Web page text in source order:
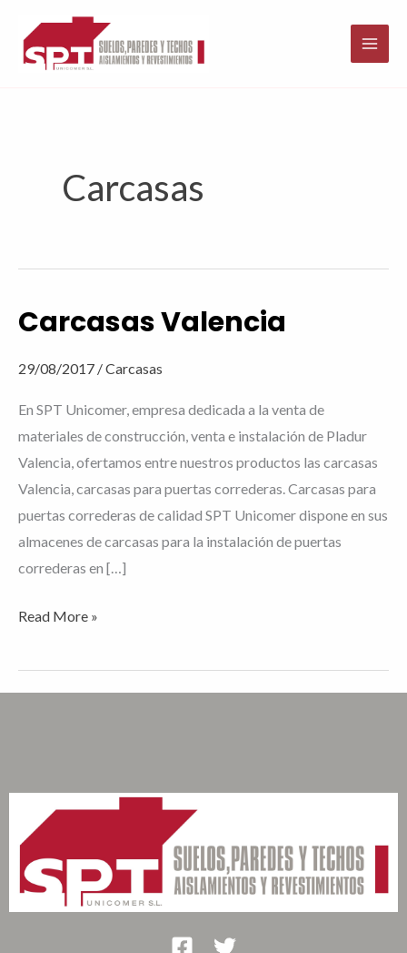
contenido
Carcasas
Carcasas Valencia
29/08/2017 /Carcasas
En SPT Unicomer, empresa dedicada a la venta de
materiales de construcción, venta e instalación de Pladur
Valencia, ofertamos entre nuestros productos las carcasas
Valencia, carcasas para puertas correderas. Carcasas para
puertas correderas de calidad SPT Unicomer dispone en sus
almacenes de carcasas para la instalación de puertas
correderas en […]
Carcasas
Read More »